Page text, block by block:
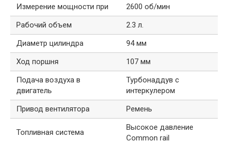
Измерение мощности при
2600 об/мин
Рабочий объем
2.3 л.
Диаметр цилиндра
94 мм
Ход поршня
107 мм
Подача воздуха в
двигатель
Турбонаддув с
интеркулером
Привод вентилятора
Ремень
Топливная система
Высокое давление
Common rail